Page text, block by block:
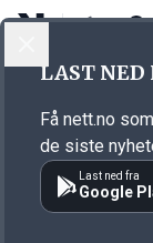
Annonsørinnhold
LAST NED
Få nett.no
de siste
Last ned fra
Google